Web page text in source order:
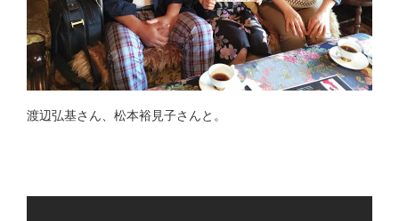
渡辺弘基さん、松本裕見子さんと。